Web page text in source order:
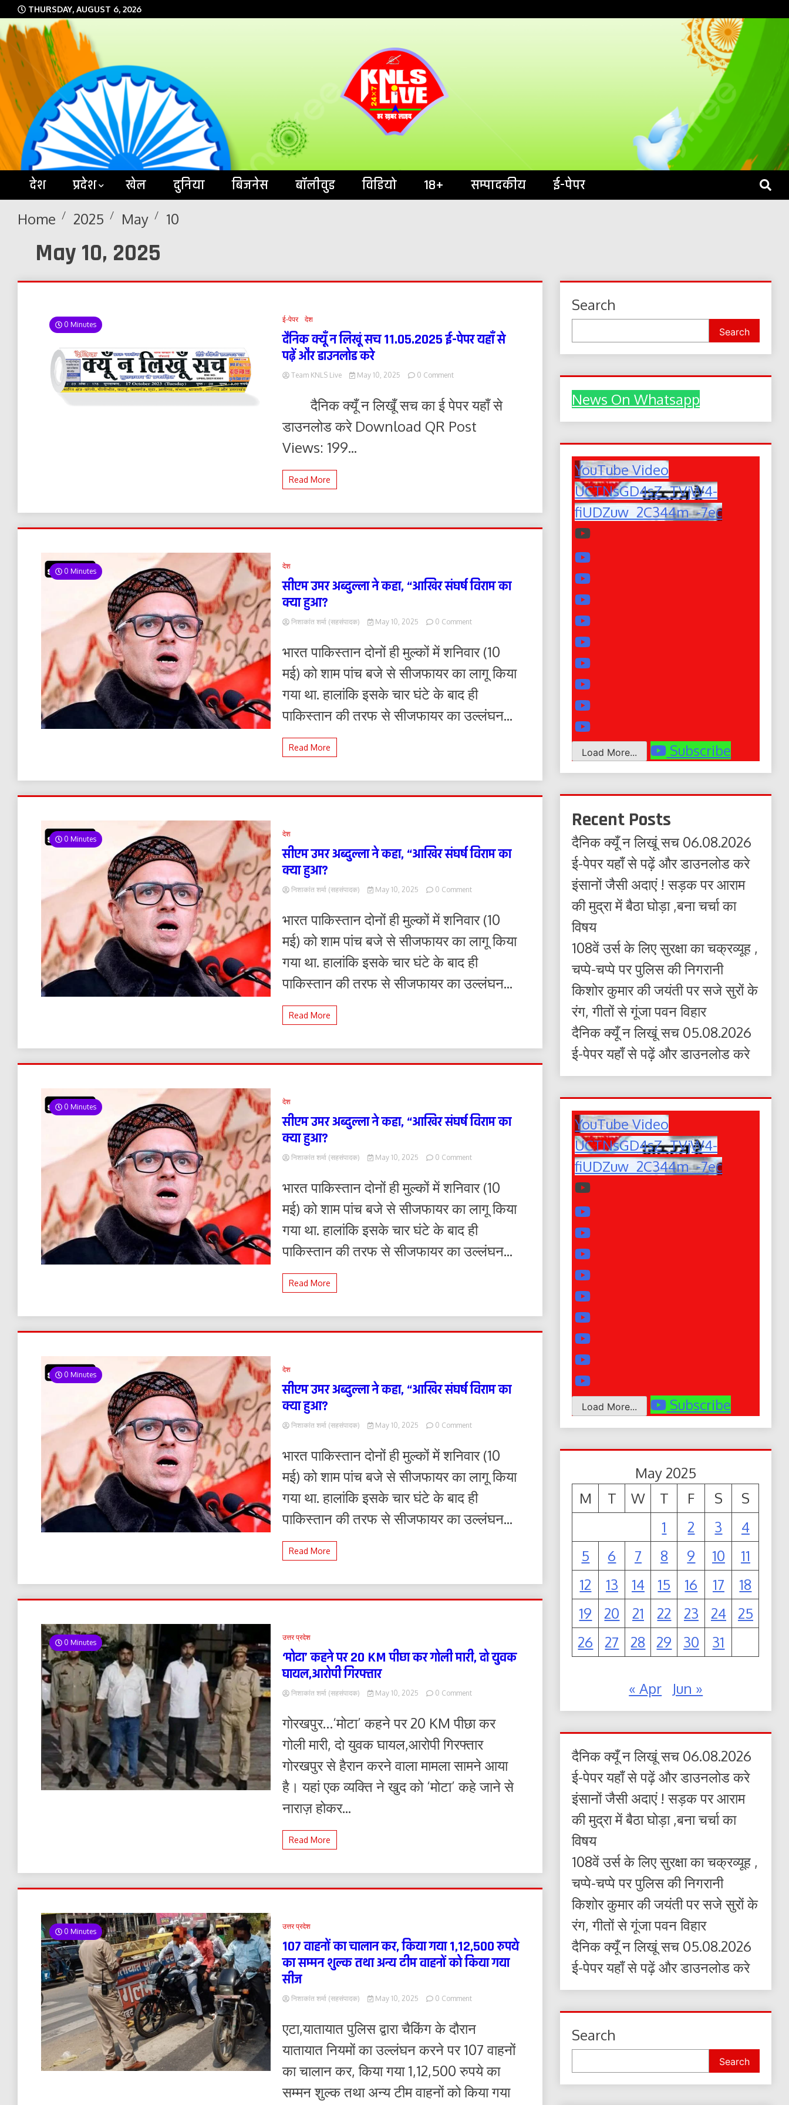
Skip
to
content
THURSDAY, AUGUST 6, 2026
KNLS LIVE
देश प्रदेश खेल दुनिया बिजनेस बॉलीवुड विडियो 18+ सम्पादकीय ई-पेपर
Home 2025 May 10
May 10, 2025
0 Minutes
ई-पेपर देश
दैनिक क्यूँ न लिखूं सच 11.05.2025 ई-पेपर यहाँ से
पढ़ें और डाउनलोड करे
Team KNLS Live May 10, 2025 0 Commenton
न
सच
डाउनलोड
दैनिक क्यूँ न लिखूँ सच का ई पेपर यहाँ से
डाउनलोड करे Download QR Post
Views: 199...
Read More
0 Minutes
देश
सीएम उमर अब्दुल्ला ने कहा, “आखिर संघर्ष विराम का
क्या हुआ?
निशाकांत शर्मा (सहसंपादक) May 10, 2025 0 Commenton
अब्दुल्ला
कहा,
“आखिर
संघर्ष
का
भारत पाकिस्तान दोनों ही मुल्कों में शनिवार (10
मई) को शाम पांच बजे से सीजफायर का लागू किया
गया था. हालांकि इसके चार घंटे के बाद ही
पाकिस्तान की तरफ से सीजफायर का उल्लंघन...
Read More
0 Minutes
देश
सीएम उमर अब्दुल्ला ने कहा, “आखिर संघर्ष विराम का
क्या हुआ?
निशाकांत शर्मा (सहसंपादक) May 10, 2025 0 Commenton
अब्दुल्ला
कहा,
“आखिर
संघर्ष
का
भारत पाकिस्तान दोनों ही मुल्कों में शनिवार (10
मई) को शाम पांच बजे से सीजफायर का लागू किया
गया था. हालांकि इसके चार घंटे के बाद ही
पाकिस्तान की तरफ से सीजफायर का उल्लंघन...
Read More
0 Minutes
देश
सीएम उमर अब्दुल्ला ने कहा, “आखिर संघर्ष विराम का
क्या हुआ?
निशाकांत शर्मा (सहसंपादक) May 10, 2025 0 Commenton
अब्दुल्ला
कहा,
“आखिर
संघर्ष
का
भारत पाकिस्तान दोनों ही मुल्कों में शनिवार (10
मई) को शाम पांच बजे से सीजफायर का लागू किया
गया था. हालांकि इसके चार घंटे के बाद ही
पाकिस्तान की तरफ से सीजफायर का उल्लंघन...
Read More
0 Minutes
देश
सीएम उमर अब्दुल्ला ने कहा, “आखिर संघर्ष विराम का
क्या हुआ?
निशाकांत शर्मा (सहसंपादक) May 10, 2025 0 Commenton
अब्दुल्ला
कहा,
“आखिर
संघर्ष
का
भारत पाकिस्तान दोनों ही मुल्कों में शनिवार (10
मई) को शाम पांच बजे से सीजफायर का लागू किया
गया था. हालांकि इसके चार घंटे के बाद ही
पाकिस्तान की तरफ से सीजफायर का उल्लंघन...
Read More
0 Minutes
उत्तर प्रदेश
‘मोटा’ कहने पर 20 KM पीछा कर गोली मारी, दो युवक
घायल,आरोपी गिरफ्तार
निशाकांत शर्मा (सहसंपादक) May 10, 2025 0 Commenton
पर
KM
पीछा
कर
मारी,
गोरखपुर…‘मोटा’ कहने पर 20 KM पीछा कर
गोली मारी, दो युवक घायल,आरोपी गिरफ्तार
गोरखपुर से हैरान करने वाला मामला सामने आया
है। यहां एक व्यक्ति ने खुद को ‘मोटा’ कहे जाने से
नाराज़ होकर...
Read More
0 Minutes
उत्तर प्रदेश
107 वाहनों का चालान कर, किया गया 1,12,500 रुपये
का सम्मन शुल्क तथा अन्य टीम वाहनों को किया गया
सीज
निशाकांत शर्मा (सहसंपादक) May 10, 2025 0 Commenton
का
कर,
किया
गया
रुपये
एटा,यातायात पुलिस द्वारा चैकिंग के दौरान
यातायात नियमों का उल्लंघन करने पर 107 वाहनों
का चालान कर, किया गया 1,12,500 रुपये का
सम्मन शुल्क तथा अन्य टीम वाहनों को किया गया
Search
Search
News On Whatsapp
YouTube Video
UCTNsGD4sZ_TVjW4-
fiUDZuw_2C344m_-7ec
Load More... Subscribe
Recent Posts
दैनिक क्यूँ न लिखूं सच 06.08.2026
ई-पेपर यहाँ से पढ़ें और डाउनलोड करे
इंसानों जैसी अदाएं ! सड़क पर आराम
की मुद्रा में बैठा घोड़ा ,बना चर्चा का
विषय
108वें उर्स के लिए सुरक्षा का चक्रव्यूह ,
चप्पे-चप्पे पर पुलिस की निगरानी
किशोर कुमार की जयंती पर सजे सुरों के
रंग, गीतों से गूंजा पवन विहार
दैनिक क्यूँ न लिखूं सच 05.08.2026
ई-पेपर यहाँ से पढ़ें और डाउनलोड करे
YouTube Video
UCTNsGD4sZ_TVjW4-
fiUDZuw_2C344m_-7ec
Load More... Subscribe
May 2025
M
T W T F S
S
1
2 3
4
5
6 7 8 9 10
11
12
13 14 15 16 17
18
19
20 21 22 23 24
25
26
27 28 29 30 31
« Apr Jun »
दैनिक क्यूँ न लिखूं सच 06.08.2026
ई-पेपर यहाँ से पढ़ें और डाउनलोड करे
इंसानों जैसी अदाएं ! सड़क पर आराम
की मुद्रा में बैठा घोड़ा ,बना चर्चा का
विषय
108वें उर्स के लिए सुरक्षा का चक्रव्यूह ,
चप्पे-चप्पे पर पुलिस की निगरानी
किशोर कुमार की जयंती पर सजे सुरों के
रंग, गीतों से गूंजा पवन विहार
दैनिक क्यूँ न लिखूं सच 05.08.2026
ई-पेपर यहाँ से पढ़ें और डाउनलोड करे
Search
Search